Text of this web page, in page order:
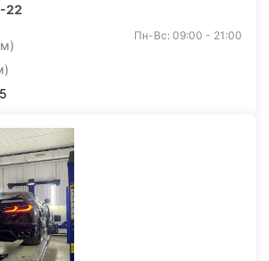
22
Пн-Вс: 09:00 - 21:00